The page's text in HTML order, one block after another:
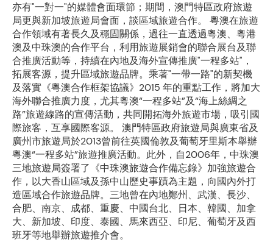
亦有"一對一"的媒體會面環節；期間，澳門特區政府旅遊
局更與新加坡旅遊局會面，談區域旅遊合作。 粵澳在旅遊
合作領域有著長久及穩固關係，過往一直透過粵澳、粵港
澳及中珠澳的合作平台，利用旅遊展銷會的聯合展台及聯
合推廣活動等，持續在內地及海外宣傳推廣"一程多站"，
拓展客源，提升區域旅遊品牌。乘著"一帶一路"的新契機
及落實《粵澳合作框架協議》2015 年的重點工作，將加大
海外聯合推廣力度，尤其粵澳“一程多站”及“海上絲綢之
路”旅遊線路的宣傳活動，共同開拓海外旅遊市場，吸引國
際旅客，互享國際客源。 澳門特區政府旅遊局與廣東省及
廣州市旅遊局於2013曾前往英國倫敦及葡萄牙里斯本舉辦
粵澳“一程多站”旅遊推廣活動。此外，自2006年，中珠澳
三地旅遊局簽署了《中珠澳旅遊合作備忘錄》加強旅遊合
作，以大香山區域及孫中山歷史事蹟為主題，向國內外打
造區域合作旅遊品牌。三地曾在內地鄭州、武漢、長沙、
合肥、南京、成都、重慶、中國台北、日本、韓國、加拿
大、新加坡、印度、泰國、馬來西亞、印尼、葡萄牙及西
班牙等地舉辦旅遊推介會。